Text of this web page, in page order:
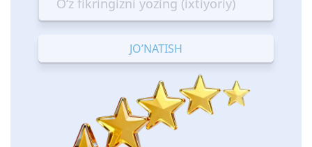
Terrible
—
Bad
—
OK
—
Good
—
Excellent